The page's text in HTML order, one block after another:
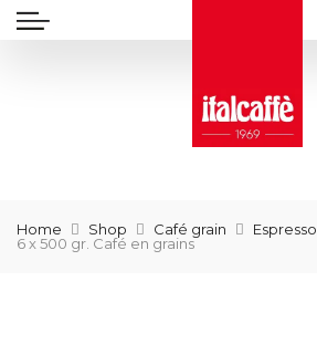
Home Shop Café grain Espresso
6 x 500 gr. Café en grains